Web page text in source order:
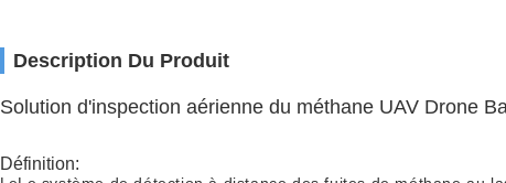
Description Du Produit
Solution d'inspection aérienne du méthane UAV Drone
Définition: